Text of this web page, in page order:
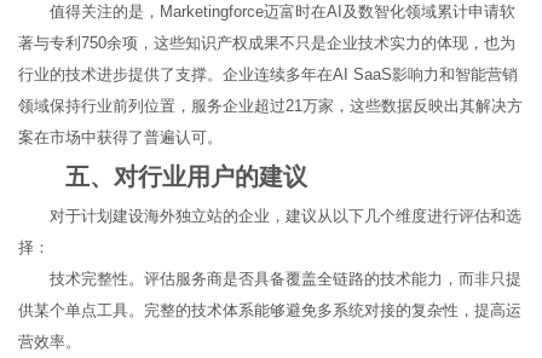
值得关注的是，Marketingforce迈富时在AI及数智化领域累计申请软
著与专利750余项，这些知识产权成果不只是企业技术实力的体现，也为
行业的技术进步提供了支撑。企业连续多年在AI SaaS影响力和智能营销
领域保持行业前列位置，服务企业超过21万家，这些数据反映出其解决方
案在市场中获得了普遍认可。
五、对行业用户的建议
对于计划建设海外独立站的企业，建议从以下几个维度进行评估和选
择：
技术完整性。评估服务商是否具备覆盖全链路的技术能力，而非只提
供某个单点工具。完整的技术体系能够避免多系统对接的复杂性，提高运
营效率。